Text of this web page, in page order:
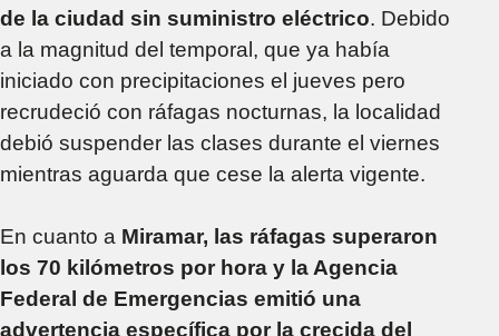
de la ciudad sin suministro eléctrico. Debido
a la magnitud del temporal, que ya había
iniciado con precipitaciones el jueves pero
recrudeció con ráfagas nocturnas, la localidad
debió suspender las clases durante el viernes
mientras aguarda que cese la alerta vigente.
En cuanto a Miramar, las ráfagas superaron
los 70 kilómetros por hora y la Agencia
Federal de Emergencias emitió una
advertencia específica por la crecida del